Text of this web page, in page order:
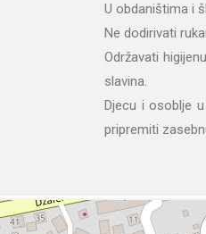
U obdaništima i
Ne dodirivati
Održavati
slavina.
Djecu i osoblje
pripremiti